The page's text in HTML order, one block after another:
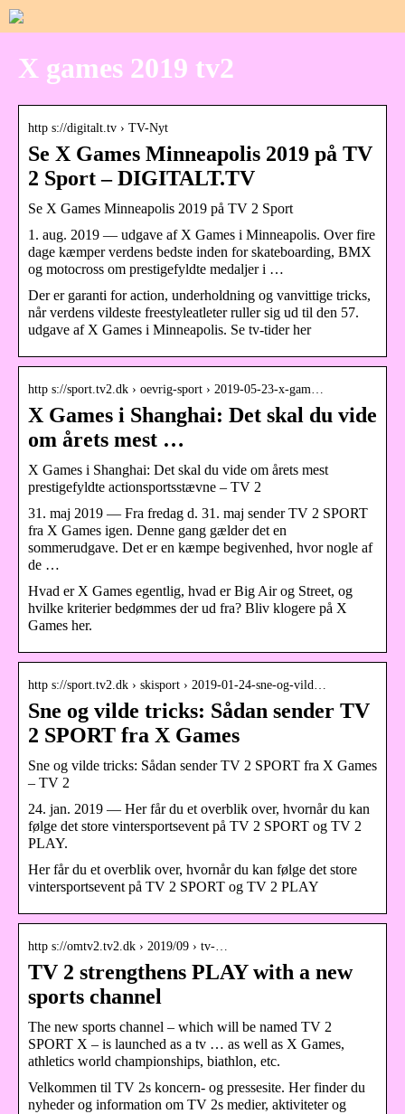
X games 2019 tv2
http s://digitalt.tv › TV-Nyt
Se X Games Minneapolis 2019 på TV
2 Sport – DIGITALT.TV
Se X Games Minneapolis 2019 på TV 2 Sport
1. aug. 2019 — udgave af X Games i Minneapolis. Over fire
dage kæmper verdens bedste inden for skateboarding, BMX
og motocross om prestigefyldte medaljer i …
Der er garanti for action, underholdning og vanvittige tricks,
når verdens vildeste freestyleatleter ruller sig ud til den 57.
udgave af X Games i Minneapolis. Se tv-tider her
http s://sport.tv2.dk › oevrig-sport › 2019-05-23-x-gam…
X Games i Shanghai: Det skal du vide
om årets mest …
X Games i Shanghai: Det skal du vide om årets mest
prestigefyldte actionsportsstævne – TV 2
31. maj 2019 — Fra fredag d. 31. maj sender TV 2 SPORT
fra X Games igen. Denne gang gælder det en
sommerudgave. Det er en kæmpe begivenhed, hvor nogle af
de …
Hvad er X Games egentlig, hvad er Big Air og Street, og
hvilke kriterier bedømmes der ud fra? Bliv klogere på X
Games her.
http s://sport.tv2.dk › skisport › 2019-01-24-sne-og-vild…
Sne og vilde tricks: Sådan sender TV
2 SPORT fra X Games
Sne og vilde tricks: Sådan sender TV 2 SPORT fra X Games
– TV 2
24. jan. 2019 — Her får du et overblik over, hvornår du kan
følge det store vintersportsevent på TV 2 SPORT og TV 2
PLAY.
Her får du et overblik over, hvornår du kan følge det store
vintersportsevent på TV 2 SPORT og TV 2 PLAY
http s://omtv2.tv2.dk › 2019/09 › tv-…
TV 2 strengthens PLAY with a new
sports channel
The new sports channel – which will be named TV 2
SPORT X – is launched as a tv … as well as X Games,
athletics world championships, biathlon, etc.
Velkommen til TV 2s koncern- og pressesite. Her finder du
nyheder og information om TV 2s medier, aktiviteter og